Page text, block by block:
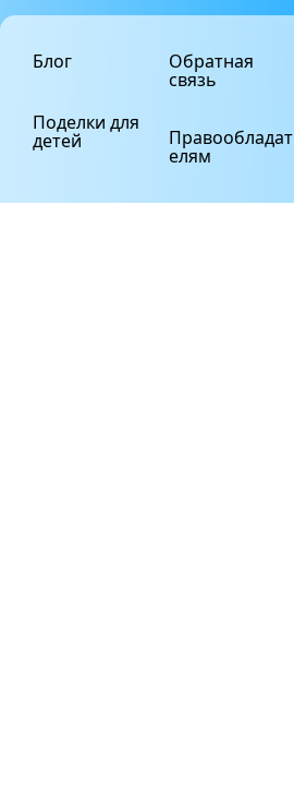
Блог
Поделки для
детей
Обратная
связь
Правообладат
елям